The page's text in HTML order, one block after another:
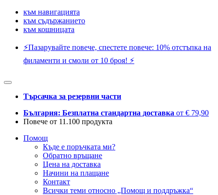
към навигацията
към съдържанието
към кошницата
⚡️Пазарувайте повече, спестете повече: 10% отстъпка на
филаменти и смоли от 10 броя! ⚡️
Търсачка за резервни части
България: Безплатна стандартна доставка от € 79,90
Повече от 11.100 продукта
Помощ
Къде е поръчката ми?
Обратно връщане
Цена на доставка
Начини на плащане
Контакт
Всички теми относно „Помощ и поддръжка“